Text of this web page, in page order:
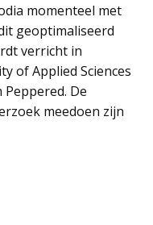
momenteel met
geoptimaliseerd
verricht in
of Applied Sciences
De
meedoen zijn